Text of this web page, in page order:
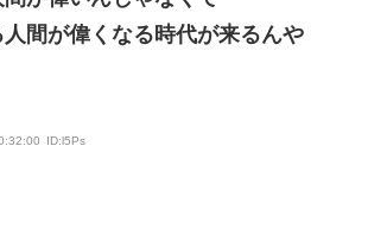
間が偉くなる時代が来るんや
ID:l5Ps